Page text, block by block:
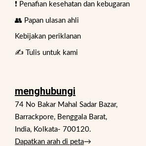
❗ Penafian kesehatan dan kebugaran
👥 Papan ulasan ahli
Kebijakan periklanan
✍️ Tulis untuk kami
menghubungi
74 No Bakar Mahal Sadar Bazar,
Barrackpore, Benggala Barat,
India, Kolkata- 700120.
Dapatkan arah di peta→